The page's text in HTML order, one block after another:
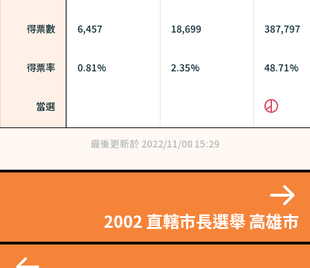
得票數
得票率
當選
6,457
0.81%
18,699
2.35%
387,797
48.71%
最後更新於 2022/11/08 15:29
2002 直轄市長選舉 高雄市